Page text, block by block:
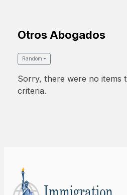
Otros Abogados
Random
Sorry, there were no items
criteria.